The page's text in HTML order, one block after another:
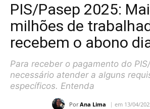
PIS/Pasep 2025:
milhões de
recebem o abono
Para receber o pagamento do
necessário atender a alguns
específicos. Entenda
Por Ana Lima em 13/04/